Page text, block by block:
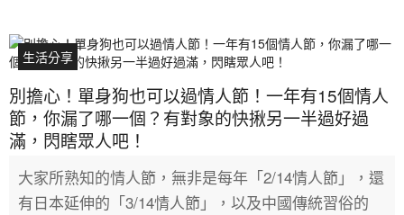
生活分享
別擔心！單身狗也可以過情人節！一年有15個情人
節，你漏了哪一個？有對象的快揪另一半過好過
滿，閃瞎眾人吧！
大家所熟知的情人節，無非是每年「2/14情人節」，還
有日本延伸的「3/14情人節」，以及中國傳統習俗的